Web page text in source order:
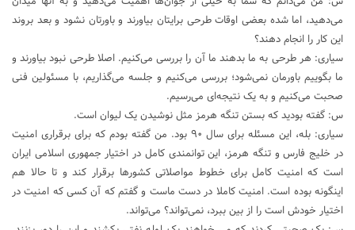
می‌دهید، اما شده بعضی اوقات طرحی برایتان بیاورند و باورتان نشود و بعد بروند
این کار را انجام دهند؟
سیاری: هر طرحی به ما بدهند ما آن را بررسی می‌کنیم. اصلا طرحی نبود بیاورند و
ما بگوییم باورمان نمی‌شود؛ بررسی می‌کنیم و جلسه می‌گذاریم، با مسئولین فنی
صحبت می‌کنیم و به یک نتیجه‌ای می‌رسیم.
س: گفته بودید که بستن تنگه هرمز مثل نوشیدن یک لیوان است.
سیاری: بله، این مسئله برای سال ۹۰ بود. من گفته بودم که برای برقراری امنیت
در خلیج فارس و تنگه هرمز، این توانمندی کامل در اختیار جمهوری اسلامی ایران
است که امنیت کامل برای خطوط مواصلاتی کشورها برقرار کند و تا حالا هم
اینگونه بوده است. امنیت کاملا در دست ماست و گفتم که آن کسی که امنیت در
اختیار خودش است را از بین ببرد، نمی‌تواند؟ می‌تواند.